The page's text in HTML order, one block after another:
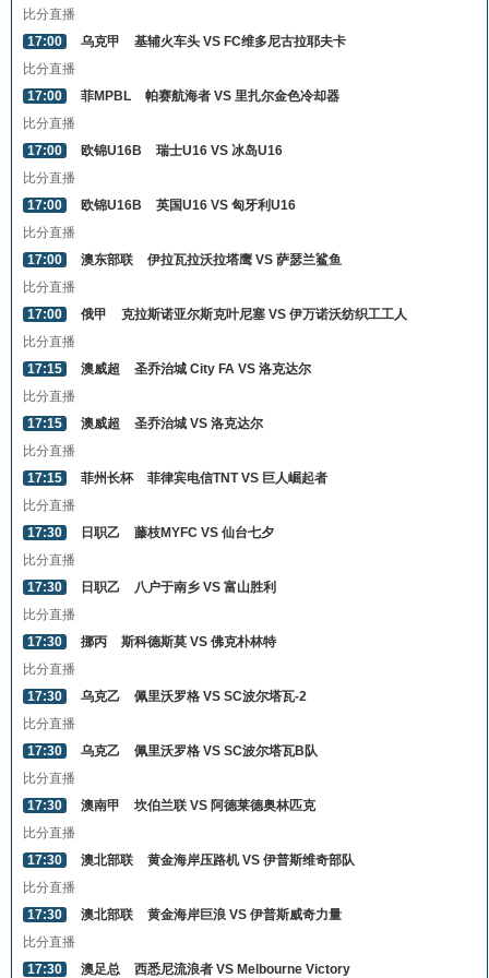
比分直播
17:00
乌克甲
基辅火车头 VS FC维多尼古拉耶夫卡
比分直播
17:00
菲MPBL
帕赛航海者 VS 里扎尔金色冷却器
比分直播
17:00
欧锦U16B
瑞士U16 VS 冰岛U16
比分直播
17:00
欧锦U16B
英国U16 VS 匈牙利U16
比分直播
17:00
澳东部联
伊拉瓦拉沃拉塔鹰 VS 萨瑟兰鲨鱼
比分直播
17:00
俄甲
克拉斯诺亚尔斯克叶尼塞 VS 伊万诺沃纺织工工人
比分直播
17:15
澳威超
圣乔治城 City FA VS 洛克达尔
比分直播
17:15
澳威超
圣乔治城 VS 洛克达尔
比分直播
17:15
菲州长杯
菲律宾电信TNT VS 巨人崛起者
比分直播
17:30
日职乙
藤枝MYFC VS 仙台七夕
比分直播
17:30
日职乙
八户于南乡 VS 富山胜利
比分直播
17:30
挪丙
斯科德斯莫 VS 佛克朴林特
比分直播
17:30
乌克乙
佩里沃罗格 VS SC波尔塔瓦-2
比分直播
17:30
乌克乙
佩里沃罗格 VS SC波尔塔瓦B队
比分直播
17:30
澳南甲
坎伯兰联 VS 阿德莱德奥林匹克
比分直播
17:30
澳北部联
黄金海岸压路机 VS 伊普斯维奇部队
比分直播
17:30
澳北部联
黄金海岸巨浪 VS 伊普斯威奇力量
比分直播
17:30
澳足总 西悉尼流浪者 VS Melbourne Victory